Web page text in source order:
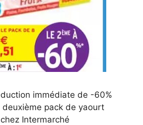
immédiate de -60%
deuxième pack de yaourt
Intermarché